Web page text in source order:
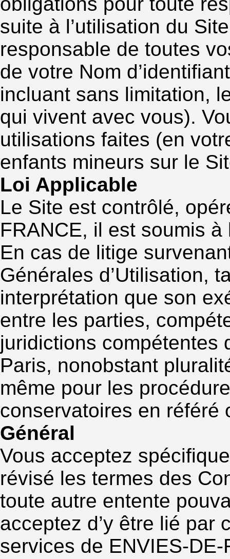
suite à l’utilisation du
responsable de toutes
de votre Nom
incluant sans limitation,
qui vivent avec vous).
utilisations faites (en
enfants mineurs sur le
Loi Applicable
Le Site est contrôlé,
FRANCE, il est soumis
En cas de litige
Générales d’Utilisation,
interprétation que son
entre les parties,
juridictions compétentes
Paris, nonobstant
même pour les
conservatoires en référé
Général
Vous acceptez
révisé les termes des
toute autre entente
acceptez d’y être lié par
services de ENVIES-